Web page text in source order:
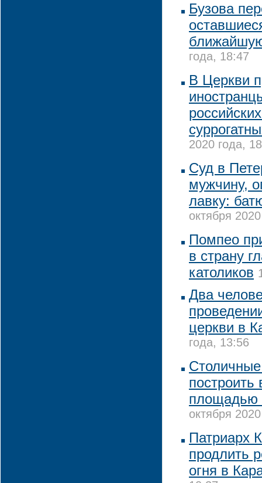
Бузова
года, 18:47
В Церкви
2020 года,
Суд в
мужчину,
лавку:
октября
Помпео
в страну
католиков
Два
церкви в
года, 13:56
площадью
октября
Патриарх
продлить
огня в